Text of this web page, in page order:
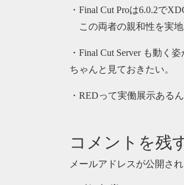
・Final Cut Proは6.0.2で
この両者の親和性を実地
・Final Cut Server も動く
ちゃんと見ておきたい。
・REDって実働展示ある
コメントを残
メールアドレスが公開さ